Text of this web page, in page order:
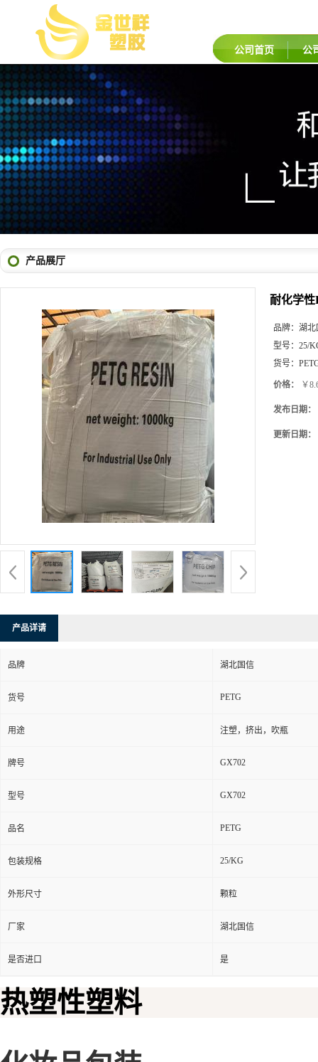
公司首页 公
产品展厅
耐化学性
品牌：湖北
价格：
发布日期：
更新日期：
货号 PETG
用途 注塑，挤出，吹瓶
牌号 GX702
型号 GX702
品名 PETG
包装规格 25/KG
外形尺寸 颗粒
厂家 湖北国信
是否进口 是